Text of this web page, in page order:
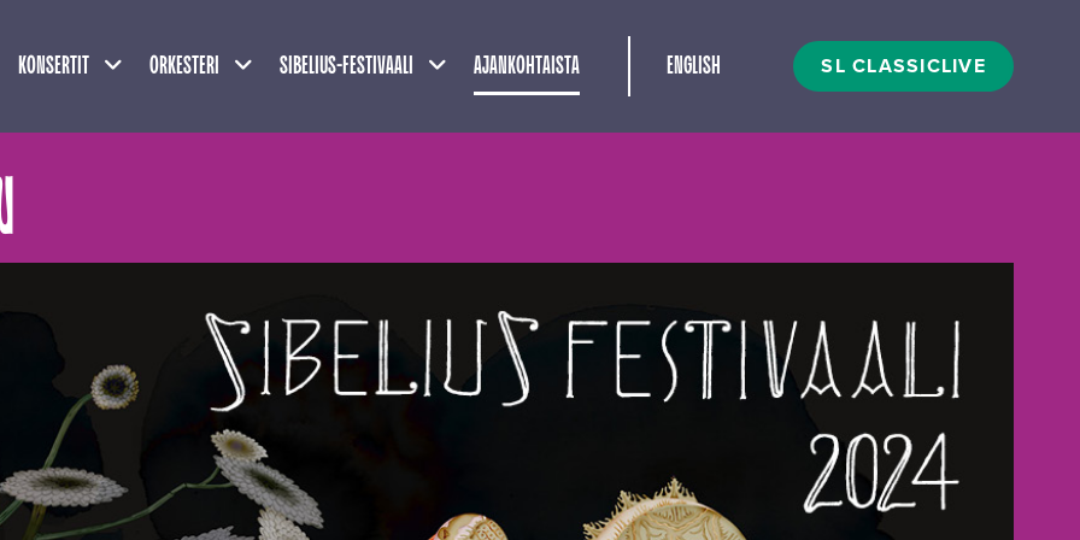
KONSERTIT Näytä alasivut
ORKESTERI Näytä alasivut
SIBELIUS-FESTIVAALI Näytä alasivut
AJANKOHTAISTA ENGLISH SL CLASSICLIVE